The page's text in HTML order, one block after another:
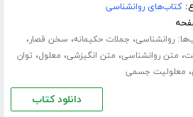
کتاب‌های روانشناسی
روانشناسی، جملات حکیمانه، سخن قصار،
، متن روانشناسی، متن انگیزشی، معلول، توان
، معلولیت جسمی
دانلود کتاب